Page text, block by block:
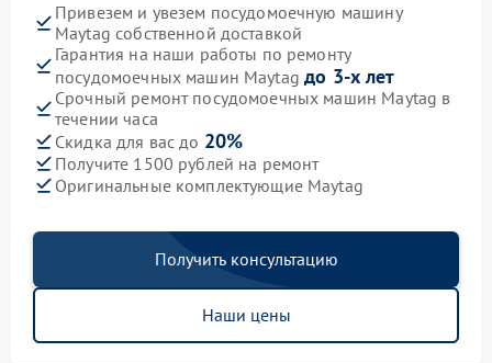
Привезем и увезем посудомоечную машину
Maytag собственной доставкой
Гарантия на наши работы по ремонту
посудомоечных машин Maytagдо 3-х лет
Срочный ремонт посудомоечных машин Maytag в
течении часа
Скидка для вас до 20%
Получите 1500 рублей на ремонт
Оригинальные комплектующие Maytag
Получить консультацию
Наши цены